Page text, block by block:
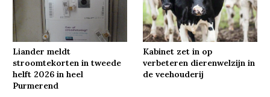
Liander meldt
stroomtekorten in tweede
helft 2026 in heel
Purmerend
Kabinet zet in op
verbeteren dierenwelzijn in
de veehouderij